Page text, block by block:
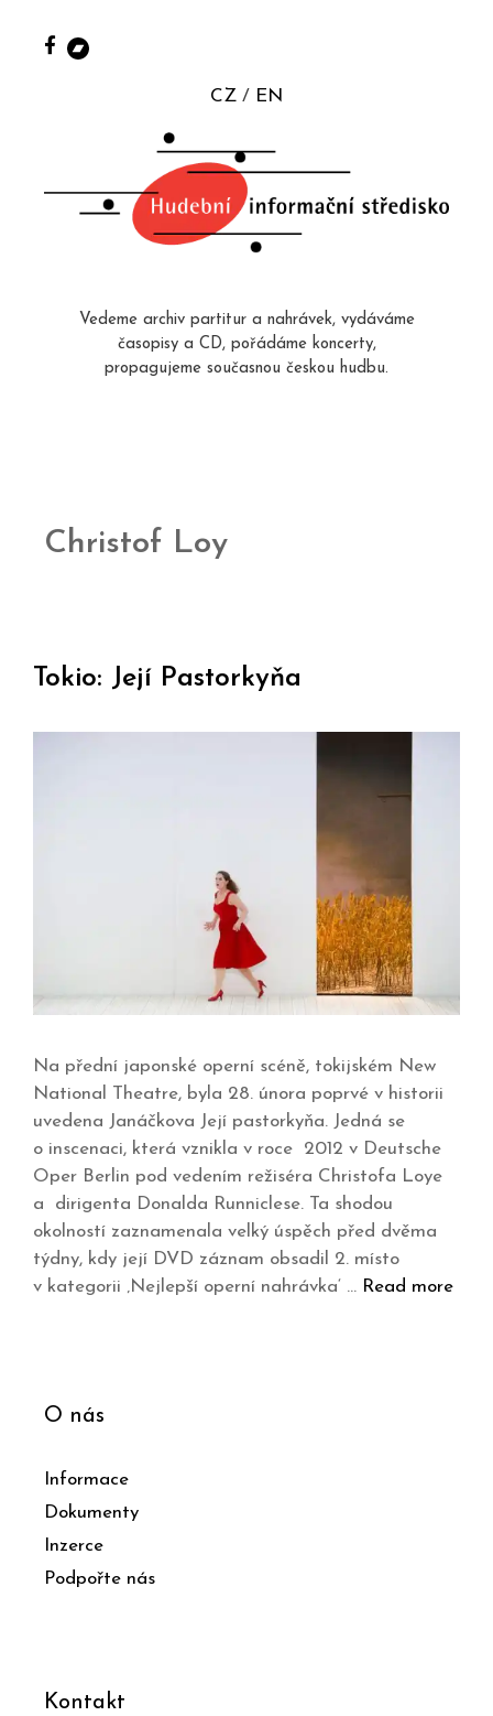
CZ EN
Vedeme archiv partitur a nahrávek, vydáváme
časopisy a CD, pořádáme koncerty,
propagujeme současnou českou hudbu.
Christof Loy
Tokio: Její Pastorkyňa
Na přední japonské operní scéně, tokijském New
National Theatre, byla 28. února poprvé v historii
uvedena Janáčkova Její pastorkyňa. Jedná se
o inscenaci, která vznikla v roce 2012 v Deutsche
Oper Berlin pod vedením režiséra Christofa Loye
a dirigenta Donalda Runniclese. Ta shodou
okolností zaznamenala velký úspěch před dvěma
týdny, kdy její DVD záznam obsadil 2. místo
v kategorii ‚Nejlepší operní nahrávka‘ … Read more
O nás
Informace
Dokumenty
Inzerce
Podpořte nás
Kontakt